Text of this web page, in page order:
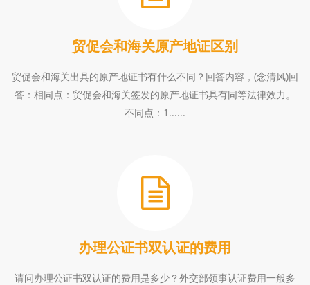
贸促会和海关原产地证区别
贸促会和海关出具的原产地证书有什么不同？回答内容，(念清风)回
答：相同点：贸促会和海关签发的原产地证书具有同等法律效力。
不同点：1......
办理公证书双认证的费用
请问办理公证书双认证的费用是多少？外交部领事认证费用一般多